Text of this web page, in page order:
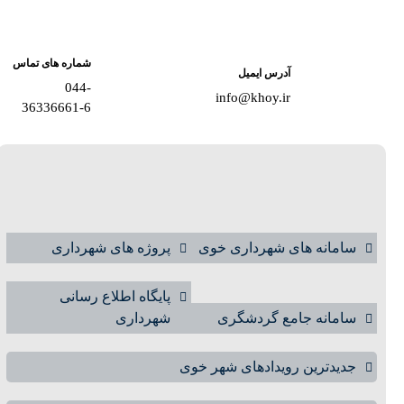
آدرس ایمیل
info@khoy.ir
شماره های تماس
044-
36336661-6
سامانه های شهرداری خوی پروژه های شهرداری
سامانه جامع گردشگری
پایگاه اطلاع رسانی
شهرداری
جدیدترین رویدادهای شهر خوی